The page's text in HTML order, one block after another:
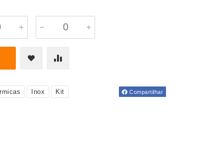
Inox Kit Compartilhar